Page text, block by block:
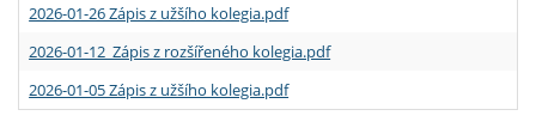
2026-01-26 Zápis z užšího kolegia.pdf
2026-01-12 Zápis z rozšířeného kolegia.pdf
2026-01-05 Zápis z užšího kolegia.pdf